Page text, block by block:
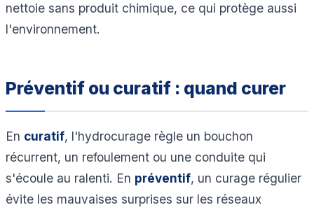
nettoie sans produit chimique, ce qui protège aussi
l'environnement.
Préventif ou curatif : quand curer
En curatif, l'hydrocurage règle un bouchon
récurrent, un refoulement ou une conduite qui
s'écoule au ralenti. En préventif, un curage régulier
évite les mauvaises surprises sur les réseaux